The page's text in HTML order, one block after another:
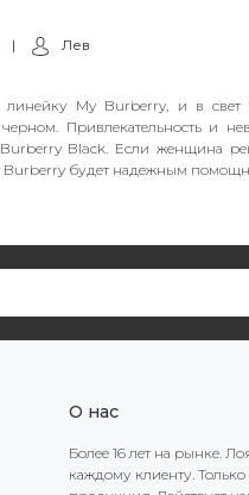
| Лев
My Burberry, и в свет
Привлекательность и
Burberry Black. Если женщина
Burberry будет надежным
О нас
Более 16 лет на рынке.
каждому клиенту.